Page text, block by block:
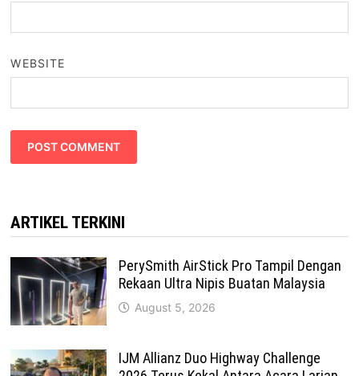
WEBSITE
ARTIKEL TERKINI
PerySmith AirStick Pro Tampil Dengan
Rekaan Ultra Nipis Buatan Malaysia
August 5, 2026
IJM Allianz Duo Highway Challenge